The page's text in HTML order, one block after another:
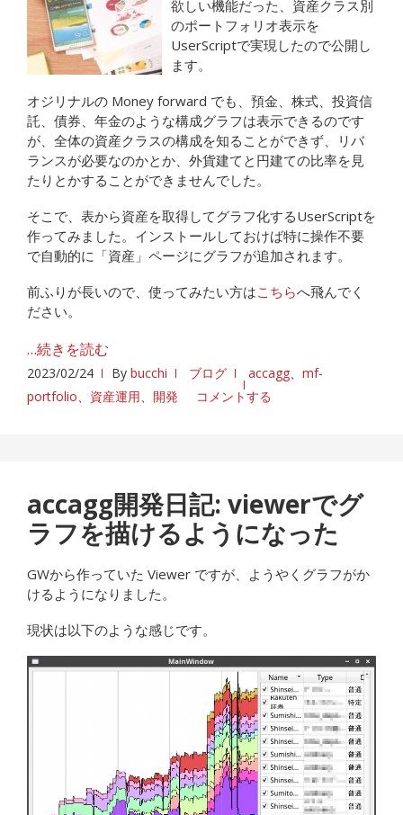
欲しい機能だった、資産クラス別
のポートフォリオ表示を
UserScriptで実現したので公開し
ます。
オジリナルの Money forward でも、預金、株式、投資信
託、債券、年金のような構成グラフは表示できるのです
が、全体の資産クラスの構成を知ることができず、リバ
ランスが必要なのかとか、外貨建てと円建ての比率を見
たりとかすることができませんでした。
そこで、表から資産を取得してグラフ化するUserScriptを
作ってみました。インストールしておけば特に操作不要
で自動的に「資産」ページにグラフが追加されます。
前ふりが長いので、使ってみたい方はこちらへ飛んでく
ださい。
…続きを読む
2023/02/24 By bucchi ブログ accagg、 mf-
portfolio、 資産運用、 開発 コメントする
accagg開発日記: viewerでグ
ラフを描けるようになった
GWから作っていた Viewer ですが、ようやくグラフがか
けるようになりました。
現状は以下のような感じです。